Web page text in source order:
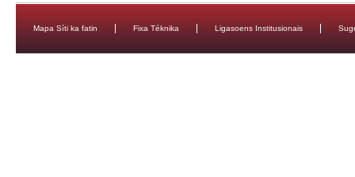
Mapa Síti ka fatin Fixa Téknika Ligasoens Institusionais